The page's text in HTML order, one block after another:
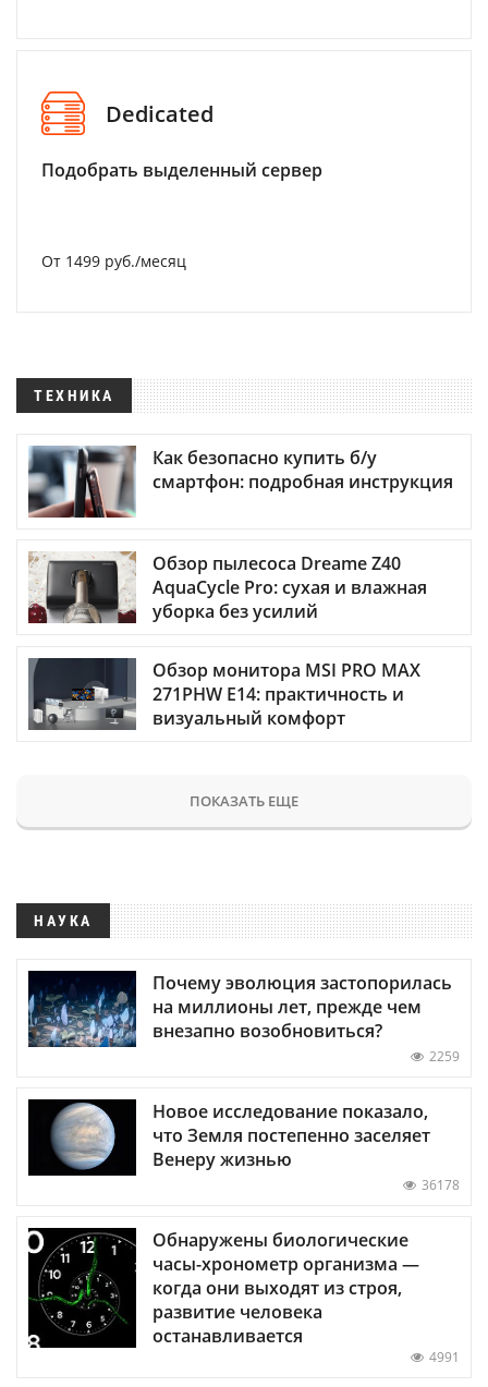
Dedicated
Подобрать выделенный сервер
От 1499 руб./месяц
ТЕХНИКА
Как безопасно купить б/у
смартфон: подробная инструкция
Обзор пылесоса Dreame Z40
AquaCycle Pro: сухая и влажная
уборка без усилий
Обзор монитора MSI PRO MAX
271PHW E14: практичность и
визуальный комфорт
ПОКАЗАТЬ ЕЩЕ
НАУКА
Почему эволюция застопорилась
на миллионы лет, прежде чем
внезапно возобновиться?
2259
Новое исследование показало,
что Земля постепенно заселяет
Венеру жизнью
36178
Обнаружены биологические
часы-хронометр организма —
когда они выходят из строя,
развитие человека
останавливается
4991